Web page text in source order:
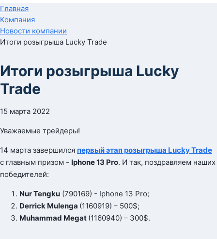
Главная
Компания
Новости компании
Итоги розыгрыша Lucky Trade
Итоги розыгрыша Lucky
Trade
15 марта 2022
Уважаемые трейдеры!
14 марта завершился первый этап розыгрыша Lucky Trade
с главным призом - Iphone 13 Pro. И так, поздравляем наших
победителей:
Nur Tengku (790169) - Iphone 13 Pro;
Derrick Mulenga (1160919) – 500$;
Muhammad Megat (1160940) – 300$.